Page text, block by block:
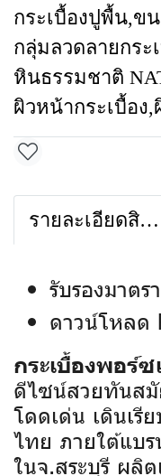
กระเบื้องปูพื้น,ขน
กลุ่มลวดลายกระ
หินธรรมชาติ
ผิวหน้ากระเบื้อง,
รายละเอียดสินค้า
รับรองมาตร
ดาวน์โหลด
กระเบื้องพอร์
ดีไซน์สวยทันสมั
โดดเด่น เดินเรี
ไทย ภายใต้แบร
ในจ.สระบุรี ผลิ